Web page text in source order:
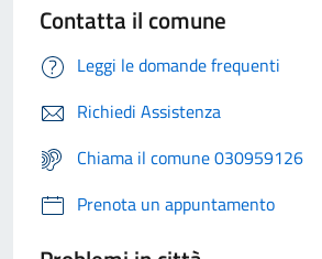
Contatta il comune
Leggi le domande frequenti
Richiedi Assistenza
Chiama il comune 030959126
Prenota un appuntamento